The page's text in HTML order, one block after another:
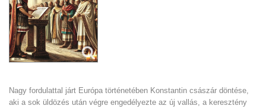
Nagy fordulattal járt Európa történetében Konstantin császár döntése,
aki a sok üldözés után végre engedélyezte az új vallás, a keresztény